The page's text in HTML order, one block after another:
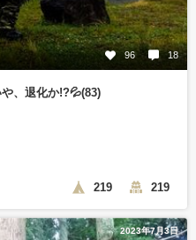
96 18
、退化か!?💦(83)
219 219
2023年7月3日